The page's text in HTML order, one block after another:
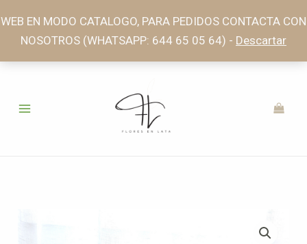
WEB EN MODO CATALOGO, PARA PEDIDOS CONTACTA CON
NOSOTROS (WHATSAPP: 644 65 05 64) - Descartar
al
contenido